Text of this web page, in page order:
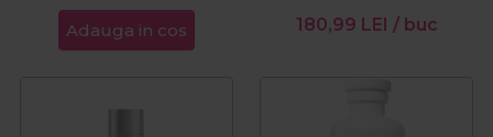
Adauga in cos 180,99 LEI / buc